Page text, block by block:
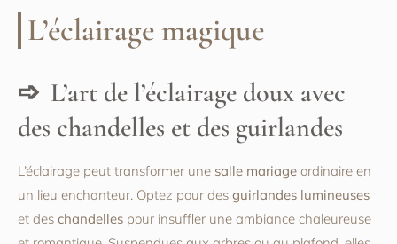
L’éclairage magique
L’art de l’éclairage doux avec
des chandelles et des guirlandes
L’éclairage peut transformer une salle mariage ordinaire en
un lieu enchanteur. Optez pour des guirlandes lumineuses
et des chandelles pour insuffler une ambiance chaleureuse